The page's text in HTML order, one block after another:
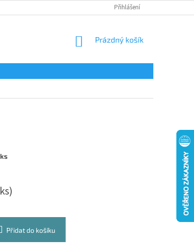
Přihlášení
NÁKUPNÍ
Prázdný košík
Přidat do košíku